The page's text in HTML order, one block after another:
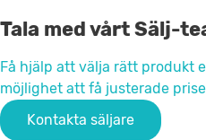
Tala med vårt Sälj-
Få hjälp att välja rätt produkt
möjlighet att få justerade
Kontakta säljare